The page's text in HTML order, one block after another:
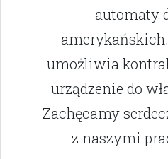
automaty
umożliwia
urządzenie do
Zachęcamy
z naszymi